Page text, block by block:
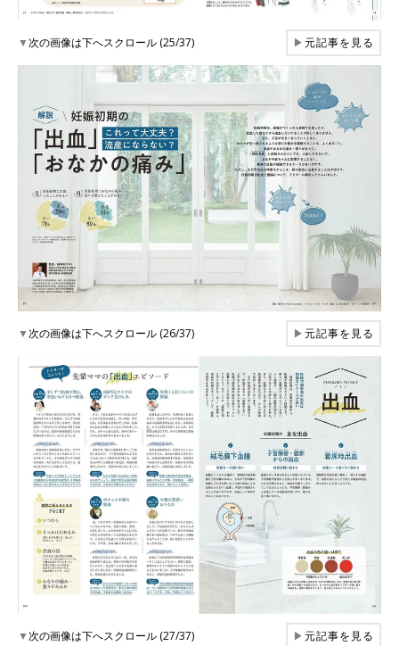
▼次の画像は下へスクロール (25/37) ▶元記事を見る
▼次の画像は下へスクロール (26/37) ▶元記事を見る
▼次の画像は下へスクロール (27/37) ▶元記事を見る